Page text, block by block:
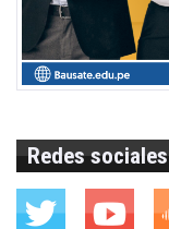
Redes sociales